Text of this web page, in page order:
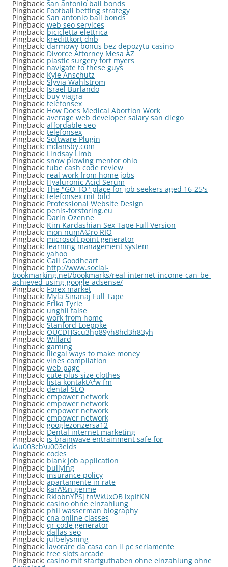
Pingback: san antonio bail bonds
Pingback: Football betting strategy
Pingback: San antonio bail bonds
Pingback: web seo services
Pingback: bicicletta elettrica
Pingback: kredittkort dnb
Pingback: darmowy bonus bez depozytu casino
Pingback: Divorce Attorney Mesa AZ
Pingback: plastic surgery fort myers
Pingback: navigate to these guys
Pingback: Kyle Anschutz
Pingback: Slyvia Wahlstrom
Pingback: Israel Burlando
Pingback: buy viagra
Pingback: telefonsex
Pingback: How Does Medical Abortion Work
Pingback: average web developer salary san diego
Pingback: affordable seo
Pingback: telefonsex
Pingback: Software Plugin
Pingback: mdansby.com
Pingback: Lindsay Limb
Pingback: snow plowing mentor ohio
Pingback: tube cash code review
Pingback: real work from home jobs
Pingback: Hyaluronic Acid Serum
Pingback: The "GO TO" place for job seekers aged 16-25's
Pingback: telefonsex mit bild
Pingback: Professional Website Design
Pingback: penis-forstoring.eu
Pingback: Darin Ozenne
Pingback: Kim Kardashian Sex Tape Full Version
Pingback: mon numÃ©ro RIO
Pingback: microsoft point generator
Pingback: learning management system
Pingback: yahoo
Pingback: Gail Goodheart
Pingback: http://www.social-
bookmarking.net/bookmarks/real-internet-income-can-be-
achieved-using-google-adsense/
Pingback:Forex market
Pingback: Myla Sinanaj Full Tape
Pingback: Erika Tyrie
Pingback: unghii false
Pingback: work from home
Pingback: Stanford Loeppke
Pingback: OUCDHGcu3hp89yh8hd3h83yh
Pingback: Willard
Pingback: gaming
Pingback: illegal ways to make money
Pingback: vines compilation
Pingback: web page
Pingback: cute plus size clothes
Pingback: lista kontaktÃ³w fm
Pingback: dental SEO
Pingback: empower network
Pingback: empower network
Pingback: empower network
Pingback: empower network
Pingback: googlezonzersa12
Pingback: Dental internet marketing
Pingback: is brainwave entrainment safe for
k\u003cb\u003eids
Pingback:codes
Pingback: blank job application
Pingback: bullying
Pingback: insurance policy
Pingback: apartamente in rate
Pingback: karÃ½n germe
Pingback: RkIobnYPSj tnWkUxOB lxpifKN
Pingback: casino ohne einzahlung
Pingback: phil wasserman biography
Pingback: cna online classes
Pingback: qr code generator
Pingback: dallas seo
Pingback: julbelysning
Pingback:lavorare da casa con il pc seriamente
Pingback: free slots arcade
Pingback: casino mit startguthaben ohne einzahlung ohne